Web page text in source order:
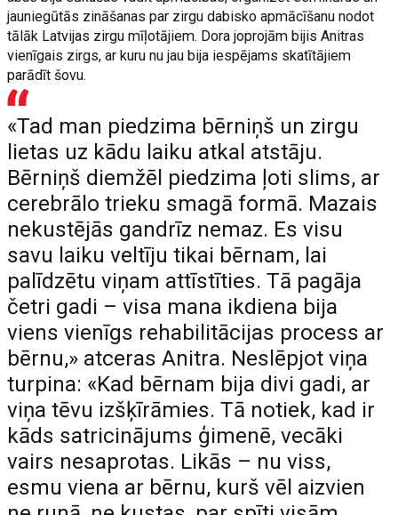
jauniegūtās zināšanas par zirgu dabisko apmācīšanu nodot
tālāk Latvijas zirgu mīļotājiem. Dora joprojām bijis Anitras
vienīgais zirgs, ar kuru nu jau bija iespējams skatītājiem
parādīt šovu.
«Tad man piedzima bērniņš un zirgu
lietas uz kādu laiku atkal atstāju.
Bērniņš diemžēl piedzima ļoti slims, ar
cerebrālo trieku smagā formā. Mazais
nekustējās gandrīz nemaz. Es visu
savu laiku veltīju tikai bērnam, lai
palīdzētu viņam attīstīties. Tā pagāja
četri gadi – visa mana ikdiena bija
viens vienīgs rehabilitācijas process ar
bērnu,» atceras Anitra. Neslēpjot viņa
turpina: «Kad bērnam bija divi gadi, ar
viņa tēvu izšķīrāmies. Tā notiek, kad ir
kāds satricinājums ģimenē, vecāki
vairs nesaprotas. Likās – nu viss,
esmu viena ar bērnu, kurš vēl aizvien